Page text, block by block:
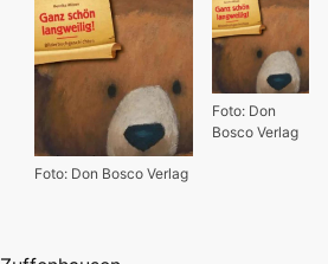
Foto: Don
Bosco Verlag
Foto: Don Bosco Verlag